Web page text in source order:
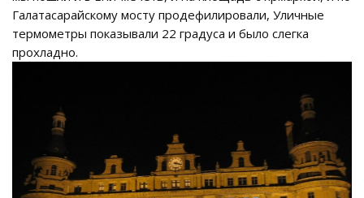
Галатасарайскому мосту продефилировали, Уличные
термометры показывали 22 градуса и было слегка
прохладно.